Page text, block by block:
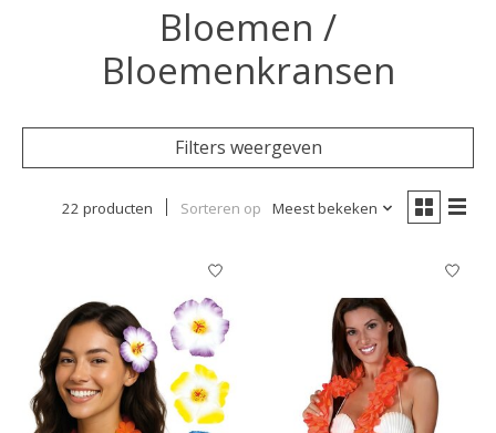
Bloemen /
Bloemenkransen
Filters weergeven
22 producten Sorteren op Meest bekeken